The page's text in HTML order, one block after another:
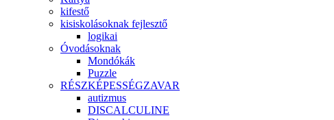
kifestő
kisiskolásoknak fejlesztő
logikai
Óvodásoknak
Mondókák
Puzzle
RÉSZKÉPESSÉGZAVAR
autizmus
DISCALCULINE